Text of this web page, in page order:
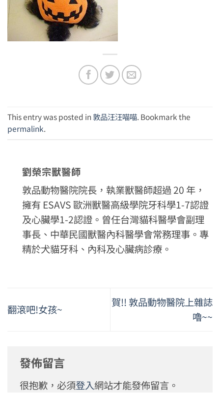
This entry was posted in敦品汪汪喵喵. Bookmark the
permalink.
劉榮宗獸醫師
敦品動物醫院院長，執業獸醫師超過 20 年，
擁有 ESAVS 歐洲獸醫高級學院牙科學1-7認證
及心臟學1-2認證。曾任台灣貓科醫學會副理
事長、中華民國獸醫內科醫學會常務理事。專
精於犬貓牙科、內科及心臟病診療。
翻滾吧!女孩~
賀!! 敦品動物醫院上雜誌
嚕~~
發佈留言
很抱歉，必須登入網站才能發佈留言。